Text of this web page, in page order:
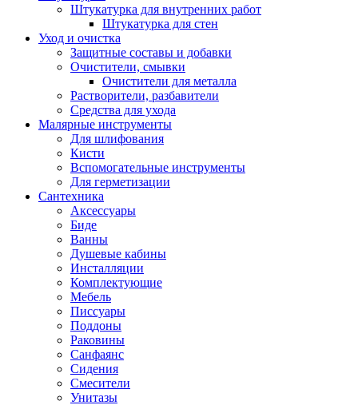
Штукатурка для внутренних работ
Штукатурка для стен
Уход и очистка
Защитные составы и добавки
Очистители, смывки
Очистители для металла
Растворители, разбавители
Средства для ухода
Малярные инструменты
Для шлифования
Кисти
Вспомогательные инструменты
Для герметизации
Сантехника
Аксессуары
Биде
Ванны
Душевые кабины
Инсталляции
Комплектующие
Мебель
Писсуары
Поддоны
Раковины
Санфаянс
Сидения
Смесители
Унитазы